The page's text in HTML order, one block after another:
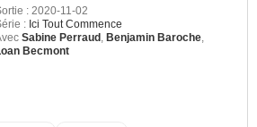
: 2020-11-02
: Ici Tout Commence
Sabine Perraud Benjamin Baroche
Becmont